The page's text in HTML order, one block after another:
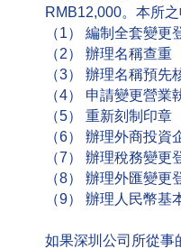
RMB12,000。本所
（1） 編制全套變更
（2） 辦理名稱查重
（3） 辦理名稱預先
（4） 申請變更營業
（5） 重新刻制印章
（6） 辦理外商投資
（7） 辦理稅務變更
（8） 辦理外匯變更
（9） 辦理人民幣
如果深圳公司所從事